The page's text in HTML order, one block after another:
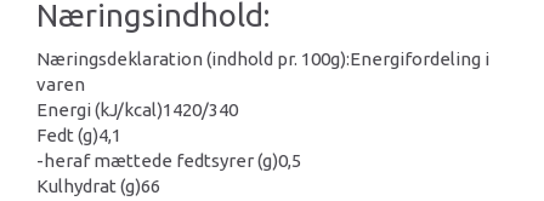
Næringsindhold:
Næringsdeklaration (indhold pr. 100g):Energifordeling i
varen
Energi (kJ/kcal)1420/340
Fedt (g)4,1
-heraf mættede fedtsyrer (g)0,5
Kulhydrat (g)66